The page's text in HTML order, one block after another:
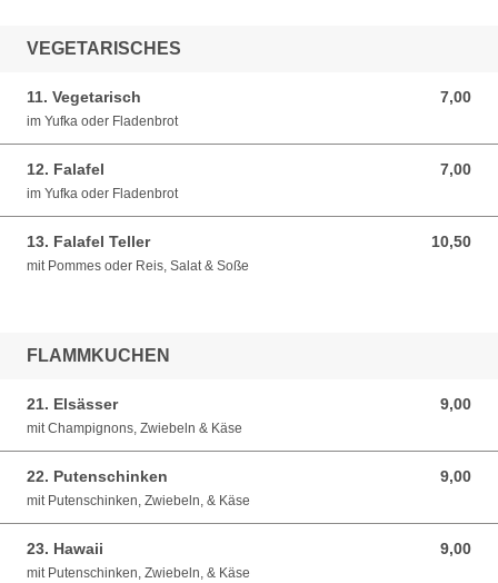
VEGETARISCHES
11. Vegetarisch 7,00
7,00 EUR
im Yufka oder Fladenbrot
12. Falafel 7,00
7,00 EUR
im Yufka oder Fladenbrot
13. Falafel Teller 10,50
10,50 EUR
mit Pommes oder Reis, Salat & Soße
FLAMMKUCHEN
21. Elsässer 9,00
9,00 EUR
mit Champignons, Zwiebeln & Käse
22. Putenschinken 9,00
9,00 EUR
mit Putenschinken, Zwiebeln, & Käse
23. Hawaii 9,00
9,00 EUR
mit Putenschinken, Zwiebeln, & Käse